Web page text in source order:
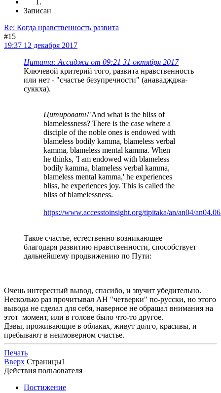
Записан
Re: Когда нравственность развита
#15
19:37 12 декабря 2017
Цитата: Ассаджи от 09:21 31 октября 2017
Ключевой критерий того, развита нравственность
или нет - "счастье безупречности" (анаваджджа-
суккха).
Цитировать"And what is the bliss of
blamelessness? There is the case where a
disciple of the noble ones is endowed with
blameless bodily kamma, blameless verbal
kamma, blameless mental kamma. When
he thinks, 'I am endowed with blameless
bodily kamma, blameless verbal kamma,
blameless mental kamma,' he experiences
bliss, he experiences joy. This is called the
bliss of blamelessness.
https://www.accesstoinsight.org/tipitaka/an/an04/
Такое счастье, естественно возникающее
благодаря развитию нравственности, способствует
дальнейшему продвижению по Пути:
Очень интересный вывод, спасибо, и звучит убедительно.
Несколько раз прочитывал АН "четверки" по-русски, но этого
вывода не сделал для себя, наверное не обращал внимания на
этот момент, или в голове было что-то другое.
Дэвы, проживающие в облаках, живут долго, красивы, и
пребывают в неимоверном счастье.
Печать
Вверх Страницы1
Действия пользователя
Постижение